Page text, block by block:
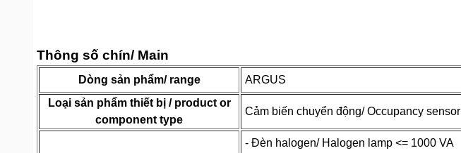
Thông số chín/ Main
Dòng sản phẩm/ range
ARGUS
Loại sản phẩm thiết bị / product or
component type
Cảm biến chuyển động/ Occupancy sensor
- Đèn halogen/ Halogen lamp <= 1000 VA